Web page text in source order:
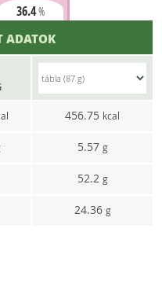
36.4%
ADATOK
456.75 kcal
5.57 g
52.2 g
24.36 g